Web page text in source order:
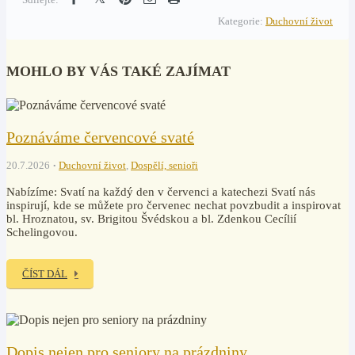
Kategorie: Duchovní život
MOHLO BY VÁS TAKÉ ZAJÍMAT
Poznáváme červencové svaté
20.7.2026 Duchovní život, Dospělí, senioři
Nabízíme: Svatí na každý den v červenci a katechezi Svatí nás
inspirují, kde se můžete pro červenec nechat povzbudit a inspirovat
bl. Hroznatou, sv. Brigitou Švédskou a bl. Zdenkou Cecílií
Schelingovou.
ČÍST DÁL